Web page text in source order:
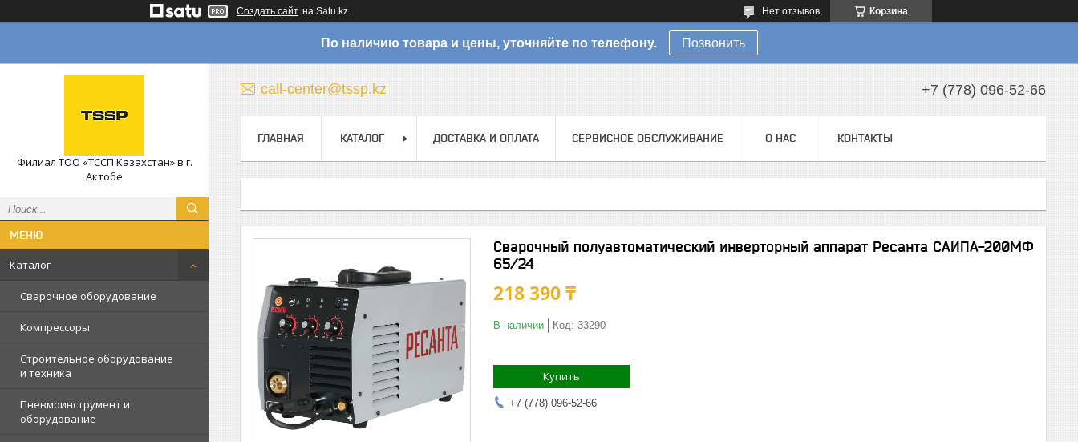
Создать сайт на Satu.kz Корзина
Нет отзывов,
По наличию товара и цены, уточняйте по телефону. Позвонить
Филиал ТОО «ТССП Казахстан» в г.
Актобе
Каталог
Сварочное оборудование
Компрессоры
Строительное оборудование
и техника
Пневмоинструмент и
оборудование
call-center@tssp.kz +7 (778) 096-52-66
ГЛАВНАЯ КАТАЛОГ ДОСТАВКА И ОПЛАТА СЕРВИСНОЕ ОБСЛУЖИВАНИЕ О НАС КОНТАКТЫ
Сварочный полуавтоматический инверторный аппарат Ресанта САИПА-200МФ
65/24
218 390 ₸
В наличии Код: 33290
Купить
+7 (778) 096-52-66